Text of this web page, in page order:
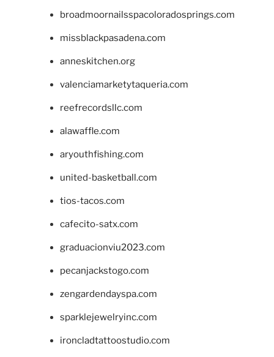
broadmoornailsspacoloradosprings.com
missblackpasadena.com
anneskitchen.org
valenciamarketytaqueria.com
reefrecordsllc.com
alawaffle.com
aryouthfishing.com
united-basketball.com
tios-tacos.com
cafecito-satx.com
graduacionviu2023.com
pecanjackstogo.com
zengardendayspa.com
sparklejewelryinc.com
ironcladtattoostudio.com